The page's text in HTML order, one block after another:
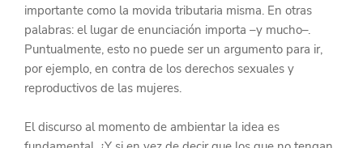
importante como la movida tributaria misma. En otras
palabras: el lugar de enunciación importa –y mucho–.
Puntualmente, esto no puede ser un argumento para ir,
por ejemplo, en contra de los derechos sexuales y
reproductivos de las mujeres.
El discurso al momento de ambientar la idea es